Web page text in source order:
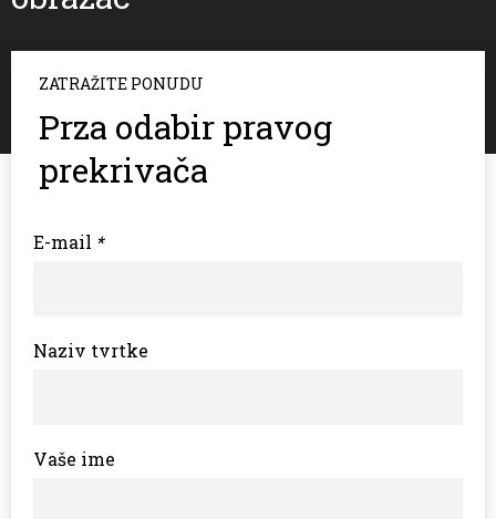
ZATRAŽITE PONUDU
Prza odabir pravog
prekrivača
*
E-mail
Naziv tvrtke
Vaše ime